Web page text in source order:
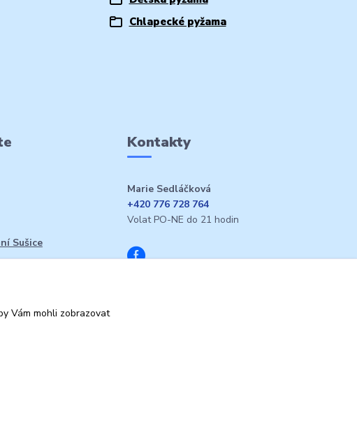
Chlapecké pyžama
Sušice
Kontakty
Marie Sedláčková
+420 776 728 764
Volat PO-NE do 21 hodin
Vám mohli zobrazovat